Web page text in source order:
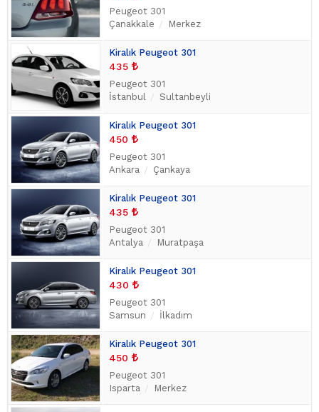
Peugeot 301
Çanakkale
Merkez
Kiralık Peugeot 301
435
Peugeot 301
İstanbul
Sultanbeyli
Kiralık Peugeot 301
450
Peugeot 301
Ankara
Çankaya
Kiralık Peugeot 301
435
Peugeot 301
Antalya
Muratpaşa
Kiralık Peugeot 301
430
Peugeot 301
Samsun
İlkadım
Kiralık Peugeot 301
450
Peugeot 301
Isparta
Merkez